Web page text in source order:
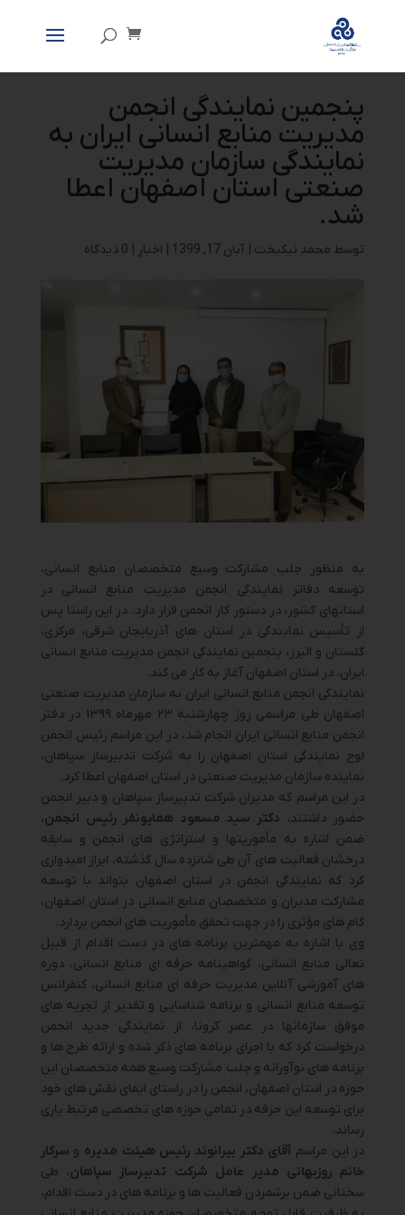
پنجمین نمایندگی انجمن
مدیریت منابع انسانی ایران به
نمایندگی سازمان مدیریت
صنعتی استان اصفهان اعطا
شد.
توسط محمد نیکبخت آبان 17, 1399 اخبار 0 دیدگاه
به منظور جلب مشارکت وسیع متخصصان منابع انسانی،
توسعه دفاتر نمایندگی انجمن مدیریت منابع انسانی در
استانهای کشور، در دستور کار انجمن قرار دارد. در این راستا پس
از تأسیس نمایندگی در استان های آذربایجان شرقی، مرکزی،
گلستان و البرز، پنجمین نمایندگی انجمن مدیریت منابع انسانی
ایران، در استان اصفهان آغاز به کار می کند.
نمایندگی انجمن منابع انسانی ایران به سازمان مدیریت صنعتی
اصفهان طی مراسمی روز چهارشنبه ۲۳ مهرماه ۱۳۹۹ در دفتر
انجمن منابع انسانی ایران انجام شد، در این مراسم رئیس انجمن
لوح نمایندگی استان اصفهان را به شرکت تدبیرساز سپاهان،
نماینده سازمان مدیریت صنعتی در استان اصفهان اعطا کرد.
در این مراسم که مدیران شرکت تدبیرساز سپاهان و دبیر انجمن
حضور داشتند، دکتر سید مسعود همایونفر رئیس انجمن،
ضمن اشاره به مأموریتها و استراتژی های انجمن و سابقه
درخشان فعالیت های آن طی شانزده سال گذشته، ابراز امیدواری
کرد که نمایندگی انجمن در استان اصفهان بتواند با توسعه
مشارکت مدیران و متخصصان منابع انسانی در استان اصفهان،
گام های مؤثری را در جهت تحقق مأموریت های انجمن بردارد.
وی با اشاره به مهمترین برنامه های در دست اقدام از قبیل
تعالی منابع انسانی، گواهینامه حرفه ای منابع انسانی، دوره
های آموزشی آنلاین مدیریت حرفه ای منابع انسانی، کنفرانس
توسعه منابع انسانی و برنامه شناسایی و تقدیر از تجریه های
موفق سازمانها در عصر کرونا، از نمایندگی جدید انجمن
درخواست کرد که با اجرای برنامه های ذکر شده و ارائه طرح ها و
برنامه های نوآورانه و جلب مشارکت وسیع همه متخصصان این
حوزه در استان اصفهان، انجمن را در راستای ایفای نقش های خود
برای توسعه این حرفه در تمامی حوزه های تخصصی مرتبط یاری
رساند.
در این مراسم آقای دکتر بیرانوند رئیس هیئت مدیره و سرکار
خانم روزبهانی مدیر عامل شرکت تدبیرساز سپاهان، طی
سخنانی ضمن برشمردن فعالیت ها و برنامه های در دست اقدام،